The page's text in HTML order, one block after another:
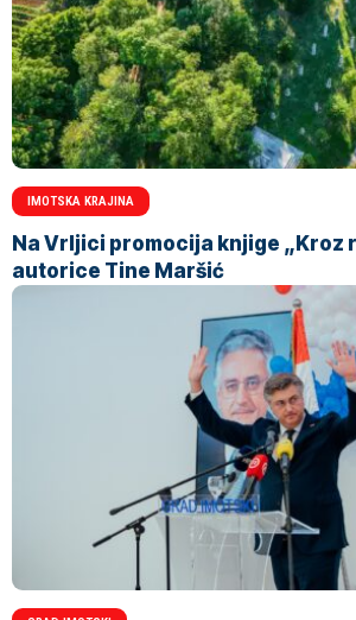
IMOTSKA KRAJINA
Na Vrljici promocija knjige „Kroz
autorice Tine Maršić